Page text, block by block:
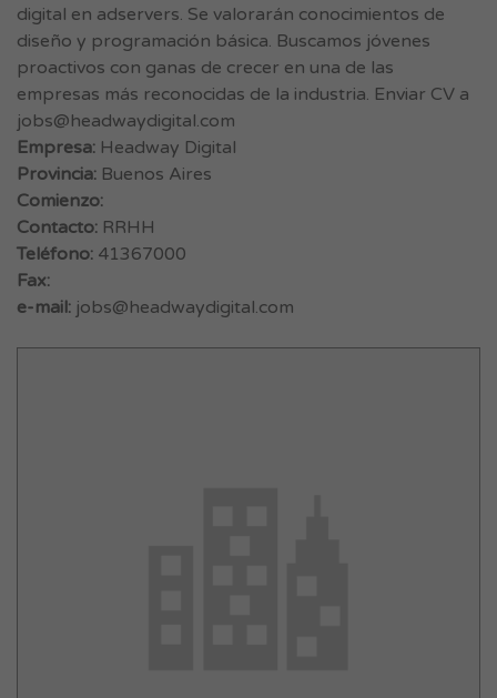
digital en adservers. Se valorarán conocimientos de
diseño y programación básica. Buscamos jóvenes
proactivos con ganas de crecer en una de las
empresas más reconocidas de la industria. Enviar CV a
jobs@headwaydigital.com
Empresa: Headway Digital
Provincia: Buenos Aires
Comienzo:
Contacto: RRHH
Teléfono: 41367000
Fax:
e-mail: jobs@headwaydigital.com